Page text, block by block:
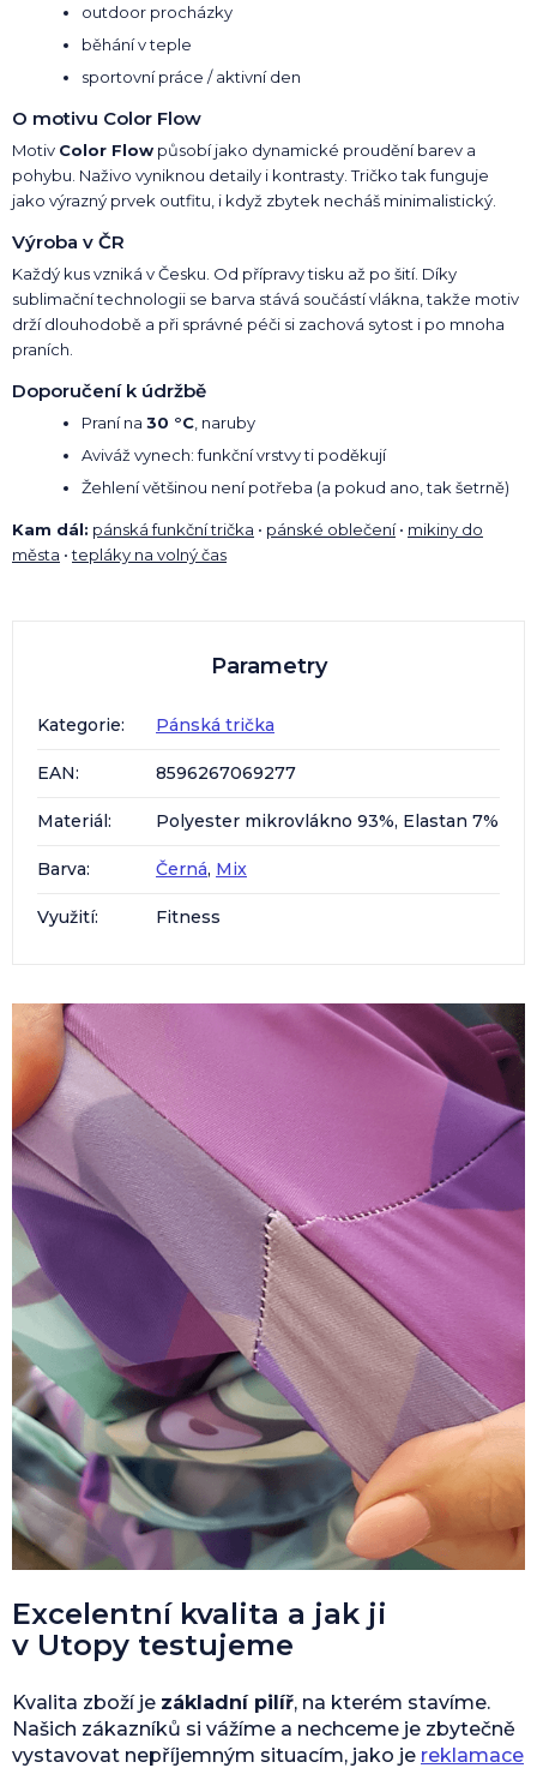
outdoor procházky
běhání v teple
sportovní práce / aktivní den
O motivu Color Flow
Motiv Color Flow působí jako dynamické proudění barev a
pohybu. Naživo vyniknou detaily i kontrasty. Tričko tak funguje
jako výrazný prvek outfitu, i když zbytek necháš minimalistický.
Výroba v ČR
Každý kus vzniká v Česku. Od přípravy tisku až po šití. Díky
sublimační technologii se barva stává součástí vlákna, takže motiv
drží dlouhodobě a při správné péči si zachová sytost i po mnoha
praních.
Doporučení k údržbě
Praní na 30 °C , naruby
Aviváž vynech: funkční vrstvy ti poděkují
Žehlení většinou není potřeba (a pokud ano, tak šetrně)
Kam dál: pánská funkční trička • pánské oblečení• mikiny do
města •tepláky na volný čas
Parametry
Kategorie: Pánská trička
EAN: 8596267069277
Materiál: Polyester mikrovlákno 93%, Elastan 7%
Barva: Černá, Mix
Využití: Fitness
Excelentní kvalita a jak ji
v Utopy testujeme
Kvalita zboží je základní pilíř, na kterém stavíme.
Našich zákazníků si vážíme a nechceme je zbytečně
vystavovat nepříjemným situacím, jako je reklamace